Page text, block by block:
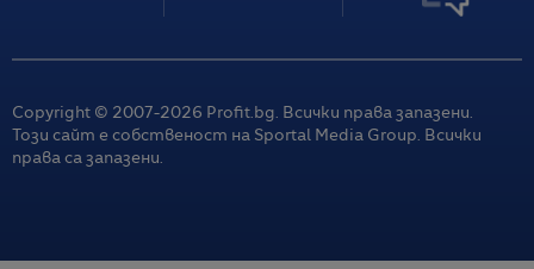
Copyright © 2007-2026 Profit.bg. Всички права запазени.
Този сайт е собственост на Sportal Media Group. Всички
права са запазени.